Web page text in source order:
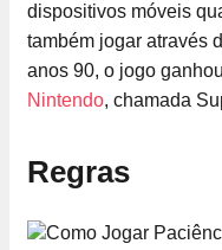
dispositivos móveis
também jogar através
anos 90, o jogo
Nintendo, chamada
Regras